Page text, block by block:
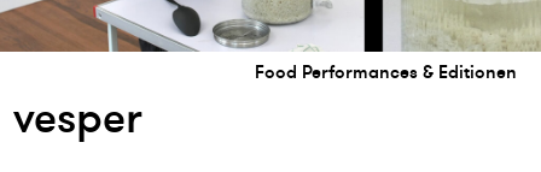
Food Performances & Editionen
vesper